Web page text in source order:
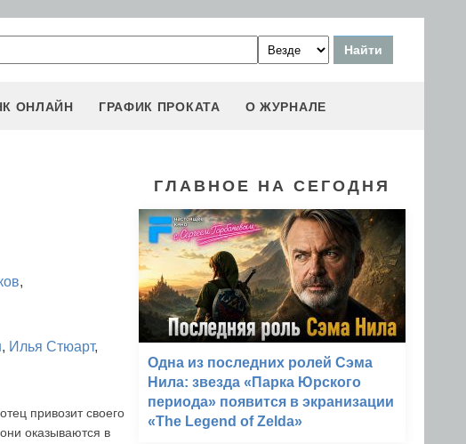
ОНЛАЙН ГРАФИК ПРОКАТА О ЖУРНАЛЕ
,
, Илья Стюарт,
привозит своего
оказываются в
ГЛАВНОЕ НА СЕГОДНЯ
Одна из последних ролей Сэма
Нила: звезда «Парка Юрского
периода» появится в экранизации
«The Legend of Zelda»